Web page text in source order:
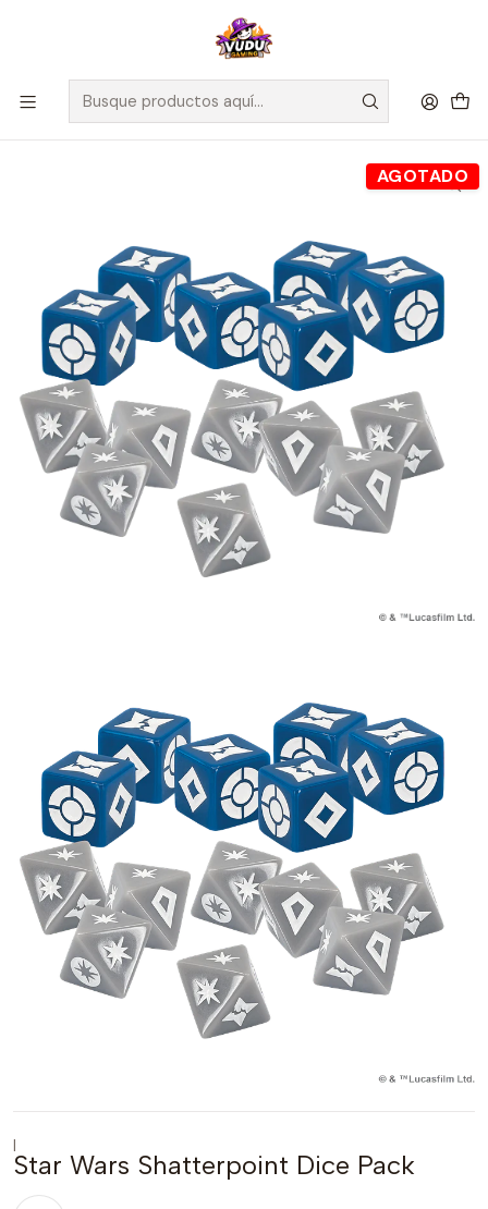
🚀 ¡Despachamos a todo Chile! Envío GRATIS a Regiones sobre
$100.000 y a RM sobre $35.000
Inicio Juegos de Mesa Miniaturas
Star Wars Shatterpoint Dice Pack
AGOTADO
|
Star Wars Shatterpoint Dice Pack